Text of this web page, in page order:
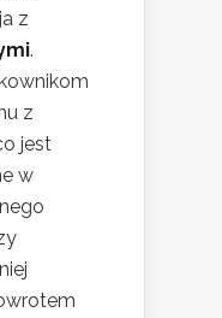
z
.
z
jest
w